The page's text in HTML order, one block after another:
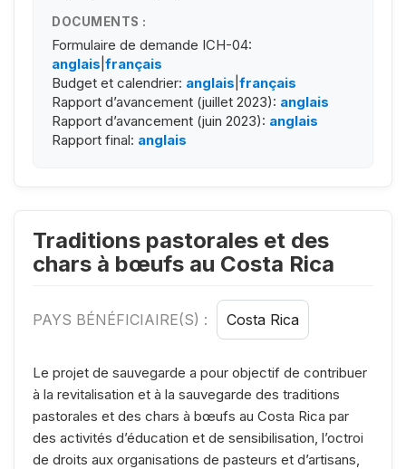
DOCUMENTS :
Formulaire de demande ICH-04:
anglais français
Budget et calendrier: anglais français
Rapport d’avancement (juillet 2023): anglais
Rapport d’avancement (juin 2023): anglais
Rapport final: anglais
Traditions pastorales et des
chars à bœufs au Costa Rica
PAYS BÉNÉFICIAIRE(S) : Costa Rica
Le projet de sauvegarde a pour objectif de contribuer
à la revitalisation et à la sauvegarde des traditions
pastorales et des chars à bœufs au Costa Rica par
des activités d’éducation et de sensibilisation, l’octroi
de droits aux organisations de pasteurs et d’artisans,